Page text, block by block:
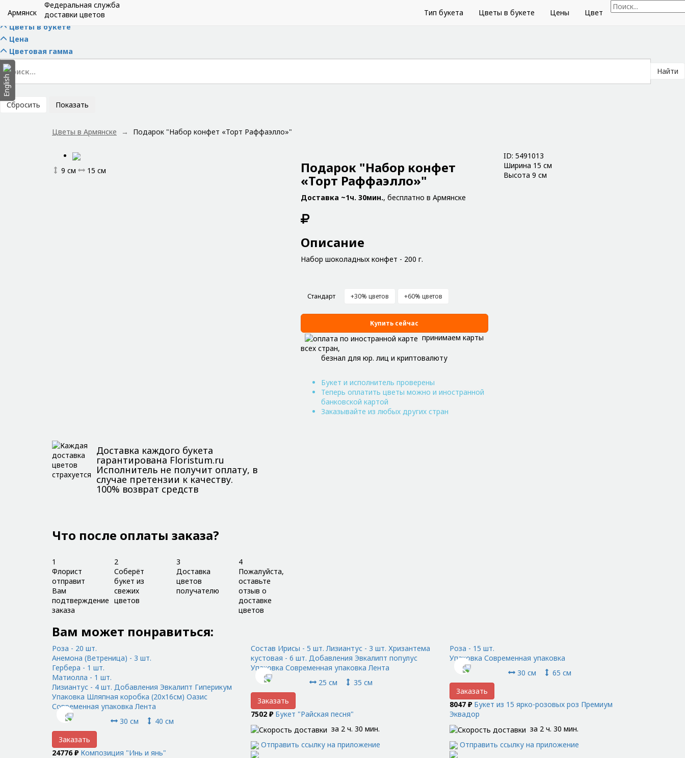
Армянск
Федеральная служба
доставки цветов
Тип букета Цветы в букете Цены Цвет
Скрыть фильтры
Тип букета
Цветы в букете
Цена
Цветовая гамма
Найти
Сбросить Показать
Цветы в Армянске Подарок "Набор конфет «Торт Раффаэлло»"
9 см 15 см Подарок "Набор конфет
«Торт Раффаэлло»"
Доставка ~1ч. 30мин., бесплатно в Армянске
Описание
Набор шоколадных конфет - 200 г.
Стандарт +30% цветов +60% цветов
Купить сейчас
принимаем карты
всех стран,
безнал для юр. лиц и криптовалюту
Букет и исполнитель проверены
Теперь оплатить цветы можно и иностранной
банковской картой
Заказывайте из любых других стран
ID: 5491013
Ширина 15 см
Высота 9 см
Доставка каждого букета
гарантирована Floristum.ru
Исполнитель не получит оплату, в
случае претензии к качеству.
100% возврат средств
Что после оплаты заказа?
1
Флорист
отправит
Вам
подтверждение
заказа
2
Соберёт
букет из
свежих
цветов
3
Доставка
цветов
получателю
4
Пожалуйста,
оставьте
отзыв о
доставке
цветов
Вам может понравиться:
Роза - 20 шт.
Анемона (Ветреница) - 3 шт.
Гербера - 1 шт.
Матиолла - 1 шт.
Лизиантус - 4 шт. Добавления Эвкалипт Гиперикум
Упаковка Шляпная коробка (20x16см) Оазис
Современная упаковка Лента
30 см
40 см
Заказать
24776 ₽ Композиция "Инь и янь"
Состав Ирисы - 5 шт. Лизиантус - 3 шт. Хризантема
кустовая - 6 шт. Добавления Эвкалипт популус
Упаковка Современная упаковка Лента
25 см
35 см
Заказать
7502 ₽ Букет "Райская песня"
за 2 ч. 30 мин.
Отправить ссылку на приложение
Роза - 15 шт.
Упаковка Современная упаковка
30 см
65 см
Заказать
8047 ₽ Букет из 15 ярко-розовых роз Премиум
Эквадор
за 2 ч. 30 мин.
Отправить ссылку на приложение
English